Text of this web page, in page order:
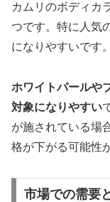
カムリのボディカ
つです。特に人気
になりやすいです。
ホワイトパールや
対象になりやすい
が施されている場
格が下がる可能性
市場での需要